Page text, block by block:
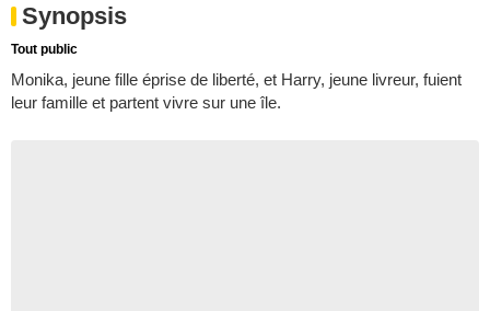
Synopsis
Tout public
Monika, jeune fille éprise de liberté, et Harry, jeune livreur, fuient
leur famille et partent vivre sur une île.